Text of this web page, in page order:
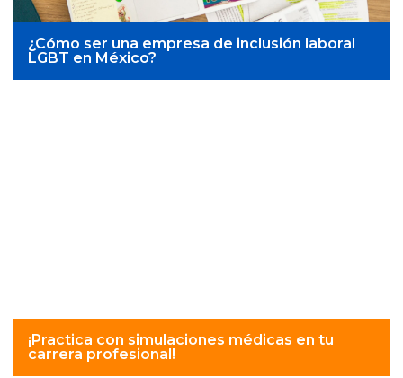
¿Cómo ser una empresa de inclusión laboral
LGBT en México?
¡Practica con simulaciones médicas en tu
carrera profesional!